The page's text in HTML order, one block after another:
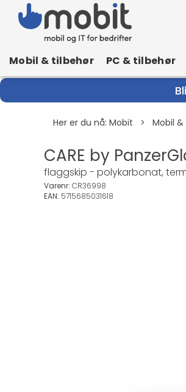
Mobil & tilbehør PC & tilbehør
Her er du nå: Mobit > Mobil
CARE by
flaggskip - polykarbonat,
Varenr: CR36998
EAN: 5715685031618